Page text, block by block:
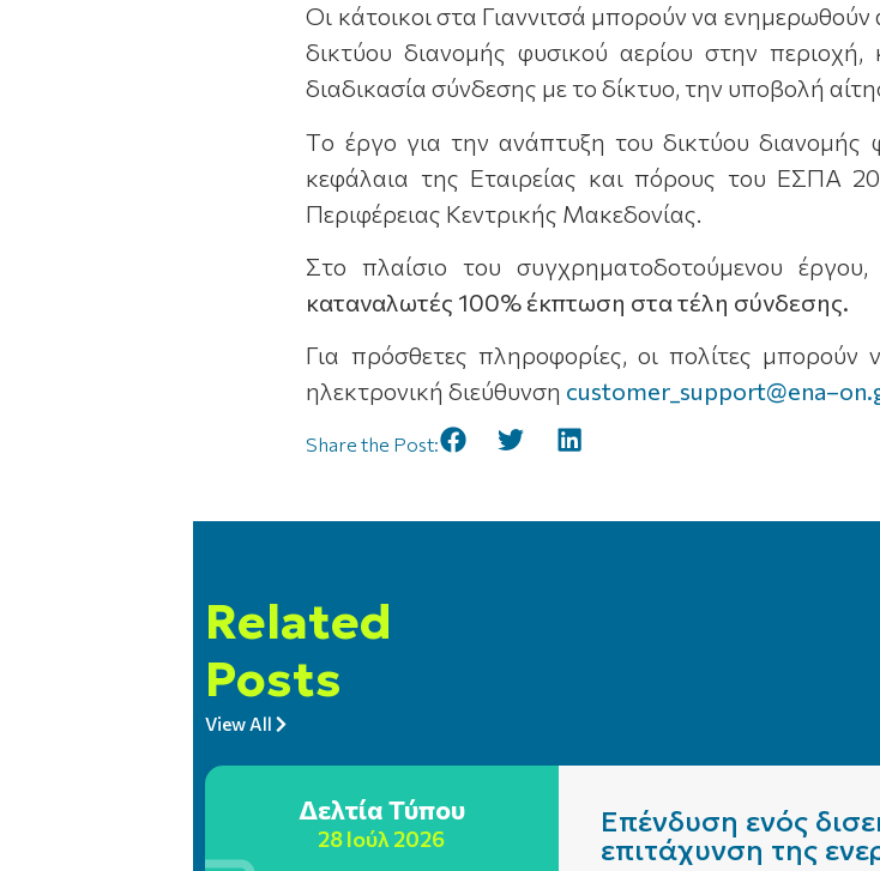
Οι κάτοικοι στα Γιαννιτσά μπορούν να
δικτύου διανομής φυσικού αερίου στην
διαδικασία σύνδεσης με το δίκτυο, την υποβολή
Tο έργο για την ανάπτυξη του δικτύου διανομής
κεφάλαια της Εταιρείας και πόρους του ΕΣΠΑ
Περιφέρειας Κεντρικής Μακεδονίας.
Στο πλαίσιο του συγχρηματοδοτούμενου έργου,
καταναλωτές 100% έκπτωση στα τέλη σύνδεσης.
Για πρόσθετες πληροφορίες, οι πολίτες
ηλεκτρονική διεύθυνση
Share the Post:
Related
Posts
View All
Δελτία Τύπου
28 Ιούλ 2026
Επένδυση ενός
επιτάχυνση της